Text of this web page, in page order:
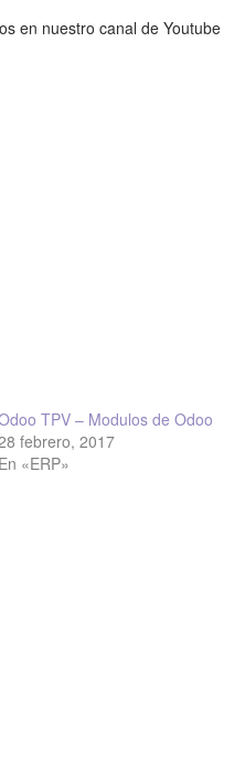
en nuestro canal de Youtube
TPV – Modulos de Odoo
febrero, 2017
En «ERP»